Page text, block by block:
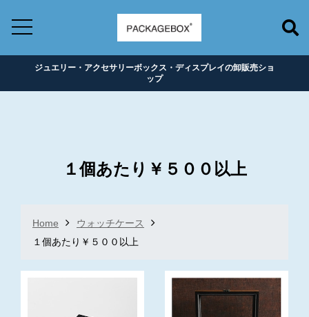
ジュエリー・アクセサリーボックス・ディスプレイの卸販売ショ
ップ
１個あたり￥５００以上
Home
ウォッチケース
１個あたり￥５００以上